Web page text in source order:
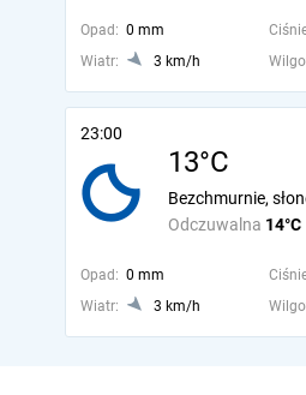
Opad: 0 mm
Wiatr:
3 km/h
23:00
13°C
Odczuwalna 14°C
Bezchmurnie,
Opad: 0 mm
Wiatr:
3 km/h